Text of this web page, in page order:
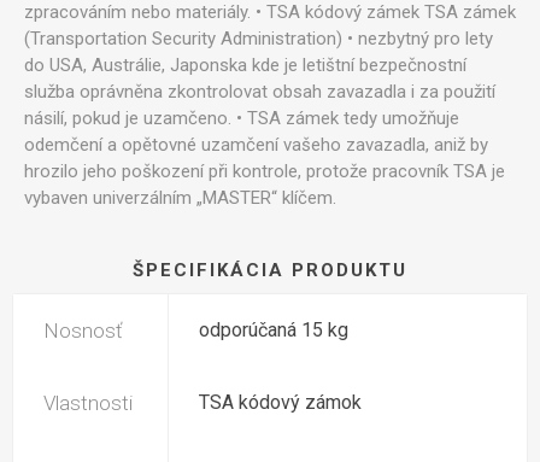
zpracováním nebo materiály. • TSA kódový zámek TSA zámek
(Transportation Security Administration) • nezbytný pro lety
do USA, Austrálie, Japonska kde je letištní bezpečnostní
služba oprávněna zkontrolovat obsah zavazadla i za použití
násilí, pokud je uzamčeno. • TSA zámek tedy umožňuje
odemčení a opětovné uzamčení vašeho zavazadla, aniž by
hrozilo jeho poškození při kontrole, protože pracovník TSA je
vybaven univerzálním „MASTER“ klíčem.
ŠPECIFIKÁCIA PRODUKTU
Nosnosť odporúčaná 15 kg
Vlastnosti TSA kódový zámok